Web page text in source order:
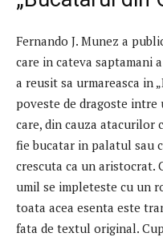
Fernando J. Munez a
care in cateva saptamani
a reusit sa urmareasca in
poveste de dragoste
care, din cauza atacurilor
fie bucatar in palatul sau
crescuta ca un aristocrat.
umil se impleteste cu un
toata acea esenta este
fata de textul original.